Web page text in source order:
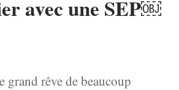
avec une SEP￼
grand rêve de beaucoup